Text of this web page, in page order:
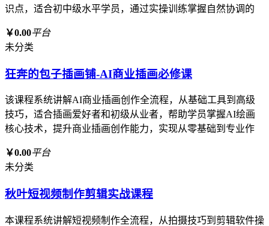
识点，适合初中级水平学员，通过实操训练掌握自然协调的
￥0.00平台
未分类
狂奔的包子插画铺-AI商业插画必修课
该课程系统讲解AI商业插画创作全流程，从基础工具到高级
技巧，适合插画爱好者和初级从业者，帮助学员掌握AI绘画
核心技术，提升商业插画创作能力，实现从零基础到专业作
￥0.00平台
未分类
秋叶短视频制作剪辑实战课程
本课程系统讲解短视频制作全流程，从拍摄技巧到剪辑软件操